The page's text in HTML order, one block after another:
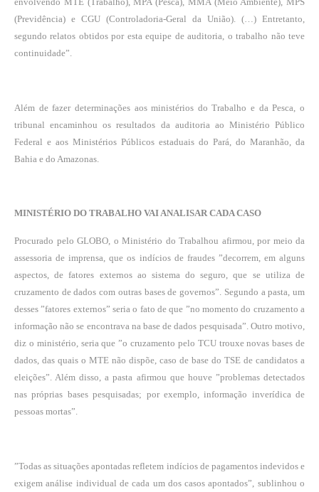
(Previdência) e CGU (Controladoria-Geral da União). (…) Entretanto,
segundo relatos obtidos por esta equipe de auditoria, o trabalho não teve
continuidade”.
Além de fazer determinações aos ministérios do Trabalho e da Pesca, o
tribunal encaminhou os resultados da auditoria ao Ministério Público
Federal e aos Ministérios Públicos estaduais do Pará, do Maranhão, da
Bahia e do Amazonas.
MINISTÉRIO DO TRABALHO VAI ANALISAR CADA CASO
Procurado pelo GLOBO, o Ministério do Trabalhou afirmou, por meio da
assessoria de imprensa, que os indícios de fraudes ”decorrem, em alguns
aspectos, de fatores externos ao sistema do seguro, que se utiliza de
cruzamento de dados com outras bases de governos”. Segundo a pasta, um
desses ”fatores externos” seria o fato de que ”no momento do cruzamento a
informação não se encontrava na base de dados pesquisada”. Outro motivo,
diz o ministério, seria que ”o cruzamento pelo TCU trouxe novas bases de
dados, das quais o MTE não dispõe, caso de base do TSE de candidatos a
eleições”. Além disso, a pasta afirmou que houve ”problemas detectados
nas próprias bases pesquisadas; por exemplo, informação inverídica de
pessoas mortas”.
”Todas as situações apontadas refletem indícios de pagamentos indevidos e
exigem análise individual de cada um dos casos apontados”, sublinhou o